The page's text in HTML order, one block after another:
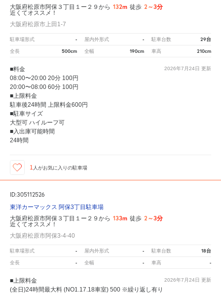
大阪府松原市阿保３丁目１ー２９から 132m 徒歩 2～3分
近くてオススメ！
大阪府松原市上田1-7
駐車場形式 - 屋内外形式 - 駐車台数 29台
全長 500cm 全幅 190cm 車高 210cm
2026年7月24日 更新
■料金
08:00〜20:00 20分 100円
20:00〜08:00 60分 100円
■上限料金
駐車後24時間 上限料金600円
■駐車サイズ
大型可 ハイルーフ可
■入出庫可能時間
24時間
1 人がお気に入りの駐車場
ID:305112526
東洋カーマックス 阿保3丁目駐車場
大阪府松原市阿保３丁目１ー２９から 133m 徒歩 2～3分
近くてオススメ！
大阪府松原市阿保3-4-40
駐車場形式 - 屋内外形式 - 駐車台数 18台
全長 - 全幅 - 車高 -
2026年7月24日 更新
■上限料金
(全日)24時間最大料 (NO1.17.18車室) 500 ※繰り返し有り